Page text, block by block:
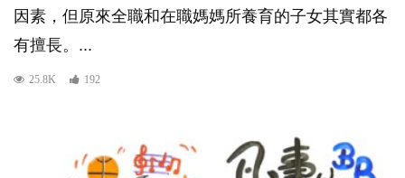
因素，但原來全職和在職媽媽所養育的子女其實都各
有擅長。...
25.8K 192